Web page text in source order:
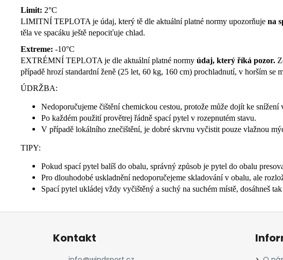
Limit: 2°C
LIMITNÍ TEPLOTA je údaj, který tě dle aktuální platné normy upozorňuje na
těla ve spacáku ještě nepociťuje chlad.
Extreme: -10°C
EXTRÉMNÍ TEPLOTA je dle aktuální platné normy údaj, který říká pozor.
případě hrozí standardní ženě (25 let, 60 kg, 160 cm) prochladnutí, v horším se
ÚDRŽBA:
Nedoporučujeme čištění chemickou cestou, protože může dojít ke
Po každém použití provětrej řádně spací pytel v rozepnutém stavu.
V případě lokálního znečištění, je dobré skrvnu vyčistit pouze vlažnou
TIPY:
Pokud spací pytel balíš do obalu, správný způsob je pytel do obalu
Pro dlouhodobé uskladnění nedoporučejeme skladování v obalu, ale
Spací pytel ukládej vždy vyčištěný a suchý na suchém místě, dosáhneš
Z
Kontakt